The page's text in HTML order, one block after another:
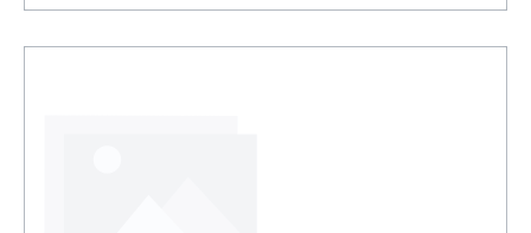
In den Warenkorb